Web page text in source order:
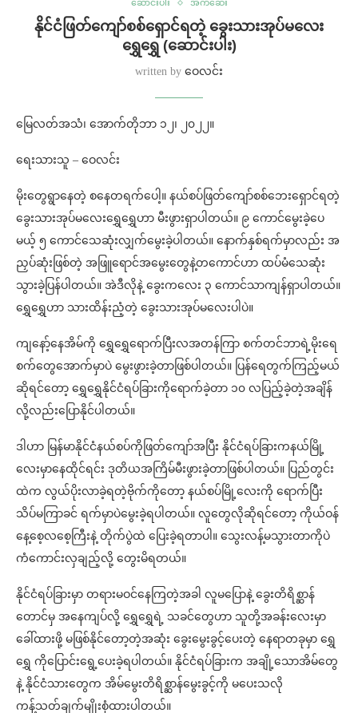
ဆောင်းပါး အက်ဆေး
နိုင်ငံဖြတ်ကျော်စစ်ရှောင်ရတဲ့ ခွေးသားအုပ်မလေး
ရွှေရွှေ (ဆောင်းပါး)
written by ဝေလင်း
မြေလတ်အသံ၊ အောက်တိုဘာ ၁၂၊ ၂၀၂၂။
ရေးသားသူ – ဝေလင်း
မိုးတွေရွာနေတဲ့ စနေတရက်ပေါ့။ နယ်စပ်ဖြတ်ကျော်စစ်ဘေးရှောင်ရတဲ့
ခွေးသားအုပ်မလေးရွှေရွှေဟာ မီးဖွားရှာပါတယ်။ ၉ ကောင်မွေးခဲ့ပေ
မယ့် ၅ ကောင်သေဆုံးလျှက်မွေးခဲ့ပါတယ်။ နောက်နှစ်ရက်မှာလည်း အ
ညှပ်ဆုံးဖြစ်တဲ့ အဖြူရောင်အမွေးတွေနဲ့တကောင်ဟာ ထပ်မံသေဆုံး
သွားခဲ့ပြန်ပါတယ်။ အဲဒီလိုနဲ့ ခွေးကလေး ၃ ကောင်သာကျန်ရှာပါတယ်။
ရွှေရွှေဟာ သားထိန်းညံ့တဲ့ ခွေးသားအုပ်မလေးပါပဲ။
ကျနော့်နေအိမ်ကို ရွှေရွှေရောက်ပြီးလအတန်ကြာ စက်တင်ဘာရဲ့မိုးရေ
စက်တွေအောက်မှာပဲ မွေးဖွားခဲ့တာဖြစ်ပါတယ်။ ပြန်ရေတွက်ကြည့်မယ်
ဆိုရင်တော့ ရွှေရွှေနိုင်ငံရပ်ခြားကိုရောက်ခဲ့တာ ၁၀ လပြည့်ခဲ့တဲ့အချိန်
လို့လည်းပြောနိုင်ပါတယ်။
ဒါဟာ မြန်မာနိုင်ငံနယ်စပ်ကိုဖြတ်ကျော်အပြီး နိုင်ငံရပ်ခြားကနယ်မြို့
လေးမှာနေထိုင်ရင်း ဒုတိယအကြိမ်မီးဖွားခဲ့တာဖြစ်ပါတယ်။ ပြည်တွင်း
ထဲက လွယ်ပိုးလာခဲ့ရတဲ့ဗိုက်ကိုတော့ နယ်စပ်မြို့လေးကို ရောက်ပြီး
သိပ်မကြာခင် ရက်မှာပဲမွေးခဲ့ရပါတယ်။ လူတွေလိုဆိုရင်တော့ ကိုယ်ဝန်
နေ့စေ့လစေ့ကြီးနဲ့ တိုက်ပွဲထဲ ပြေးခဲ့ရတာပါ။ သွေးလန့်မသွားတာကိုပဲ
ကံကောင်းလှချည့်လို့ တွေးမိရတယ်။
နိုင်ငံရပ်ခြားမှာ တရားမဝင်နေကြတဲ့အခါ လူမပြောနဲ့ ခွေးတိရိစ္ဆာန်
တောင်မှ အနေကျပ်လို့ ရွှေရွှေရဲ့ သခင်တွေဟာ သူတို့အခန်းလေးမှာ
ခေါ်ထားဖို့ မဖြစ်နိုင်တော့တဲ့အဆုံး ခွေးမွေးခွင့်ပေးတဲ့ နေရာတခုမှာ ရွှေ
ရွှေ ကိုပြောင်းရွေ့ပေးခဲ့ရပါတယ်။ နိုင်ငံရပ်ခြားက အချို့သောအိမ်တွေ
နဲ့ နိုင်ငံသားတွေက အိမ်မွေးတိရိစ္ဆာန်မွေးခွင့်ကို မပေးသလို
ကန့်သတ်ချက်မျိုးစုံထားပါတယ်။